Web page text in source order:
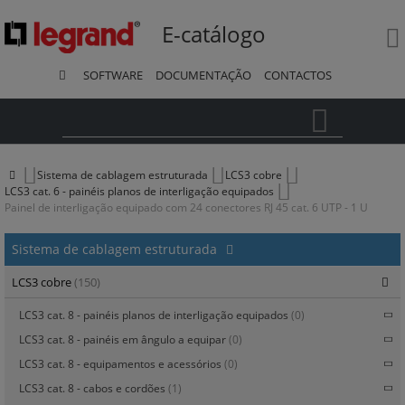
E-catálogo
SOFTWARE DOCUMENTAÇÃO CONTACTOS
Sistema de cablagem estruturada
LCS3 cobre
LCS3 cat. 6 - painéis planos de interligação equipados
Painel de interligação equipado com 24 conectores RJ 45 cat. 6 UTP - 1 U
Sistema de cablagem estruturada
LCS3 cobre(150)
LCS3 cat. 8 - painéis planos de interligação equipados (0)
LCS3 cat. 8 - painéis em ângulo a equipar(0)
LCS3 cat. 8 - equipamentos e acessórios (0)
LCS3 cat. 8 - cabos e cordões (1)